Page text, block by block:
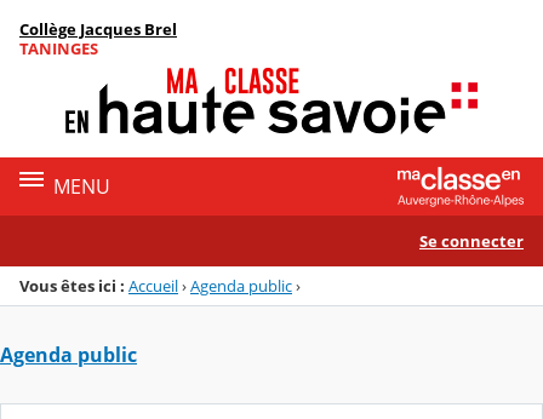
Menu de la rubrique
Contenu
Collège Jacques Brel
TANINGES
MENU
Se connecter
Vous êtes ici : Accueil›Agenda public›
Agenda public